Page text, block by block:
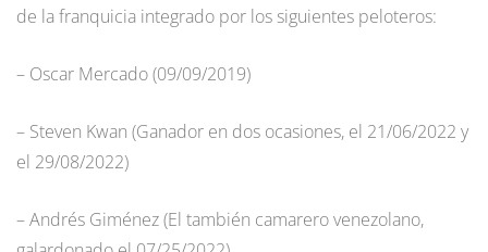
de la franquicia integrado por los siguientes peloteros:
– Oscar Mercado (09/09/2019)
– Steven Kwan (Ganador en dos ocasiones, el 21/06/2022 y
el 29/08/2022)
– Andrés Giménez (El también camarero venezolano,